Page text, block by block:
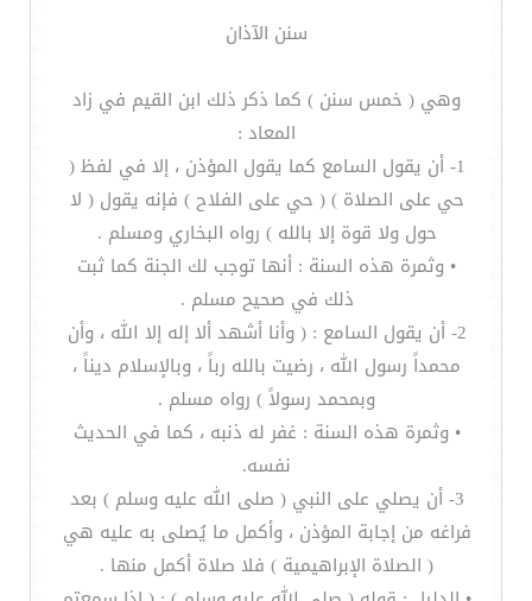
سنن الآذان
وهي ( خمس سنن ) كما ذكر ذلك ابن القيم في زاد
المعاد :
1- أن يقول السامع كما يقول المؤذن ، إلا في لفظ (
حي على الصلاة ) ( حي على الفلاح ) فإنه يقول ( لا
حول ولا قوة إلا بالله ) رواه البخاري ومسلم .
• وثمرة هذه السنة : أنها توجب لك الجنة كما ثبت
ذلك في صحيح مسلم .
2- أن يقول السامع : ( وأنا أشهد ألا إله إلا الله ، وأن
محمداً رسول الله ، رضيت بالله رباً ، وبالإسلام ديناً ،
وبمحمد رسولاً ) رواه مسلم .
• وثمرة هذه السنة : غفر له ذنبه ، كما في الحديث
نفسه.
3- أن يصلي على النبي ( صلى الله عليه وسلم ) بعد
فراغه من إجابة المؤذن ، وأكمل ما يُصلى به عليه هي
( الصلاة الإبراهيمية ) فلا صلاة أكمل منها .